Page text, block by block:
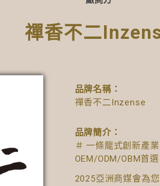
禪香不二
品牌名稱：
禪香不二Inzense
品牌簡介：
＃ 一條龍式創新產
OEM/ODM/OBM首選
2025亞洲商媒會為